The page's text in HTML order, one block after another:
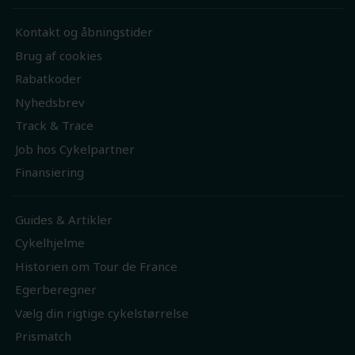
Kontakt og åbningstider
Brug af cookies
Rabatkoder
Nyhedsbrev
Track & Trace
Job hos Cykelpartner
Finansiering
Guides & Artikler
Cykelhjelme
Historien om Tour de France
Egerberegner
Vælg din rigtige cykelstørrelse
Prismatch